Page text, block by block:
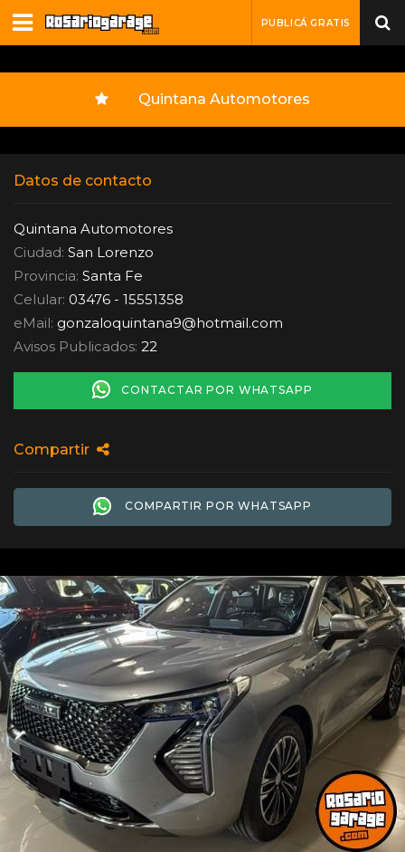
PUBLICÁ GRATIS
Quintana Automotores
Datos de contacto
Quintana Automotores
Ciudad: San Lorenzo
Provincia: Santa Fe
Celular: 03476 - 15551358
eMail: gonzaloquintana9@hotmail.com
Avisos Publicados: 22
CONTACTAR POR WHATSAPP
Compartir
COMPARTIR POR WHATSAPP